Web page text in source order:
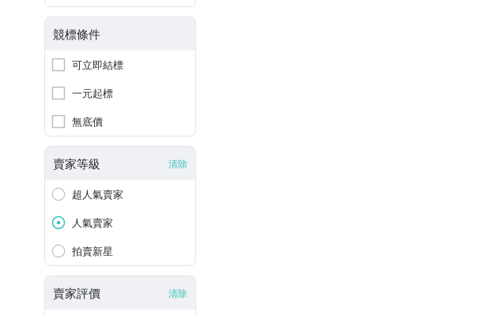
競標條件
可立即結標
一元起標
無底價
賣家等級 清除
超人氣賣家
人氣賣家
拍賣新星
賣家評價 清除